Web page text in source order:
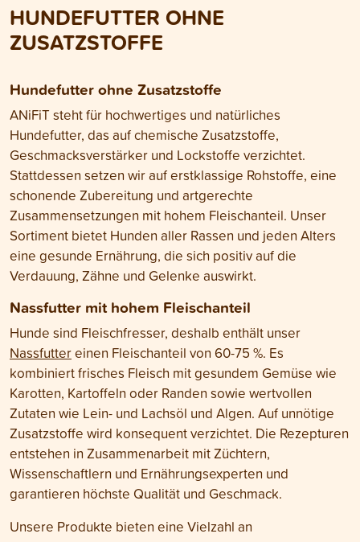
Hundes ankommt.
HUNDEFUTTER OHNE
ZUSATZSTOFFE
Hundefutter ohne Zusatzstoffe
ANiFiT steht für hochwertiges und natürliches
Hundefutter, das auf chemische Zusatzstoffe,
Geschmacksverstärker und Lockstoffe verzichtet.
Stattdessen setzen wir auf erstklassige Rohstoffe, eine
schonende Zubereitung und artgerechte
Zusammensetzungen mit hohem Fleischanteil. Unser
Sortiment bietet Hunden aller Rassen und jeden Alters
eine gesunde Ernährung, die sich positiv auf die
Verdauung, Zähne und Gelenke auswirkt.
Nassfutter mit hohem Fleischanteil
Hunde sind Fleischfresser, deshalb enthält unser
Nassfuttereinen Fleischanteil von 60-75 %. Es
kombiniert frisches Fleisch mit gesundem Gemüse wie
Karotten, Kartoffeln oder Randen sowie wertvollen
Zutaten wie Lein- und Lachsöl und Algen. Auf unnötige
Zusatzstoffe wird konsequent verzichtet. Die Rezepturen
entstehen in Zusammenarbeit mit Züchtern,
Wissenschaftlern und Ernährungsexperten und
garantieren höchste Qualität und Geschmack.
Unsere Produkte bieten eine Vielzahl an